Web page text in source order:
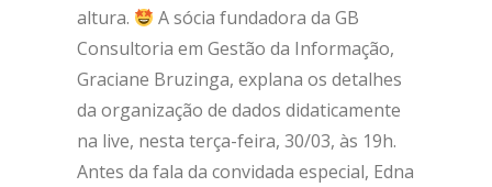
altura.
A sócia fundadora da GB
Consultoria em Gestão da Informação,
Graciane Bruzinga, explana os detalhes
da organização de dados didaticamente
na live, nesta terça-feira, 30/03, às 19h.
Antes da fala da convidada especial, Edna